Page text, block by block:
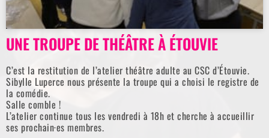
UNE TROUPE DE THÉÂTRE À ÉTOUVIE
C’est la restitution de l’atelier théâtre adulte au CSC d’Étouvie.
Sibylle Luperce nous présente la troupe qui a choisi le registre de
la comédie.
Salle comble !
L’atelier continue tous les vendredi à 18h et cherche à accueillir
ses prochain·es membres.